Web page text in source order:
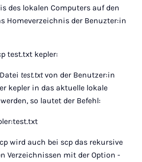
des lokalen Computers auf den
Homeverzeichnis der Benuzter:in
test.txt kepler:
test.txtvon der Benutzer:in
kepler in das aktuelle lokale
so lautet der Befehl:
wird auch bei scp das rekursive
Verzeichnissen mit der Option -